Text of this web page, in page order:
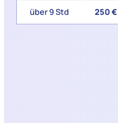
über 9 Std 250 €